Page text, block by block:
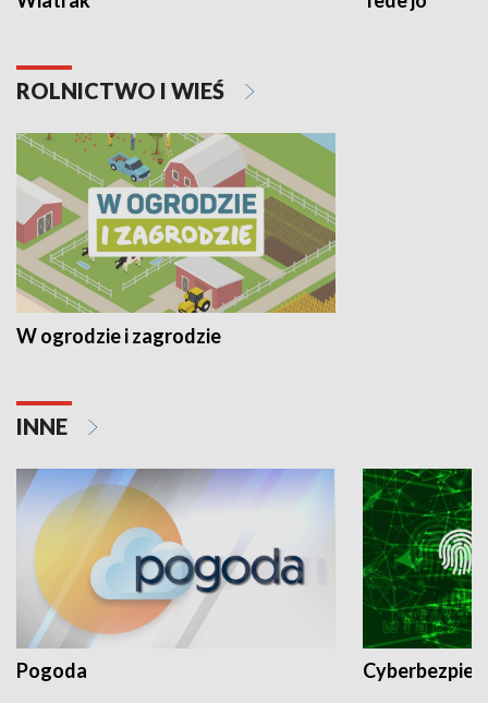
ROLNICTWO I WIEŚ
W ogrodzie i zagrodzie
INNE
Pogoda